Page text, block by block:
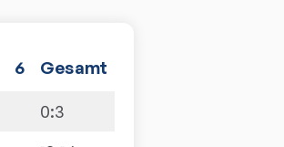
6 Gesamt
0:3